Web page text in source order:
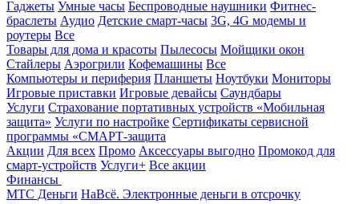
Гаджеты Умные часы Беспроводные наушники Фитнес-
браслеты Аудио Детские смарт-часы 3G, 4G модемы и
роутеры Все
Товары для дома и красоты Пылесосы Мойщики окон
Стайлеры Аэрогрили Кофемашины Все
Компьютеры и периферия Планшеты Ноутбуки Мониторы
Игровые приставки Игровые девайсы Саундбары
Услуги Страхование портативных устройств «Мобильная
защита» Услуги по настройке Сертификаты сервисной
программы «СМАРТ-защита
Акции Для всех Промо Аксессуары выгодно Промокод для
смарт-устройств Услуги+ Все акции
Финансы
МТС Деньги НаВсё. Электронные деньги в отсрочку